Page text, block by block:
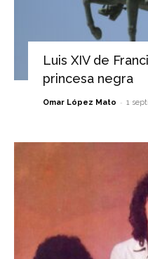
Luis XIV de
princesa negra
Omar López Mato - 1